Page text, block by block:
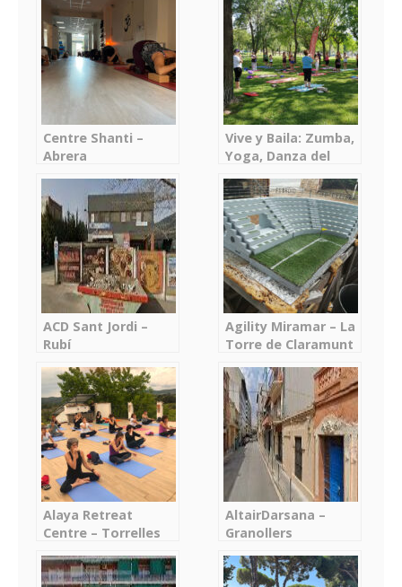
Centre Shanti –
Abrera
Vive y Baila: Zumba,
Yoga, Danza del
(FitCORE), Strong y
ZumbaKids en
Abrera – Abrera
ACD Sant Jordi –
Rubí
Agility Miramar – La
Torre de Claramunt
Alaya Retreat
Centre – Torrelles
AltairDarsana –
Granollers